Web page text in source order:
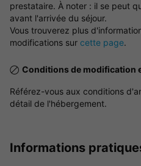
prestataire. À noter : il se peut
avant l'arrivée du séjour.
Vous trouverez plus
modifications sur cette page.
Conditions de modification
Référez-vous aux conditions
détail de l'hébergement.
Informations